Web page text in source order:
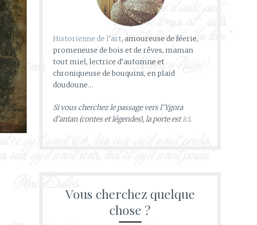
Historienne de l’art, amoureuse de féerie,
promeneuse de bois et de rêves, maman
tout miel, lectrice d’automne et
chroniqueuse de bouquins, en plaid
doudoune…
Si vous cherchez le passage vers l’Ygora
d’antan (contes et légendes), la porte estici.
Vous cherchez quelque
chose ?